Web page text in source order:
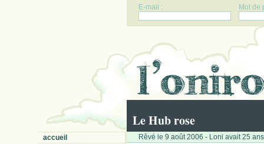
E-mail : Mot de
Le Hub rose
accueil
Rêvé le 9 août 2006 - Loni avait 25 ans